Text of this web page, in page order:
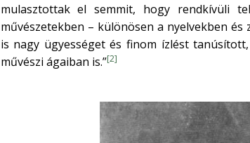
mulasztottak el semmit, hogy rendkívüli
művészetekben – különösen a nyelvekben
is nagy ügyességet és finom ízlést
művészi ágaiban is.”[2]